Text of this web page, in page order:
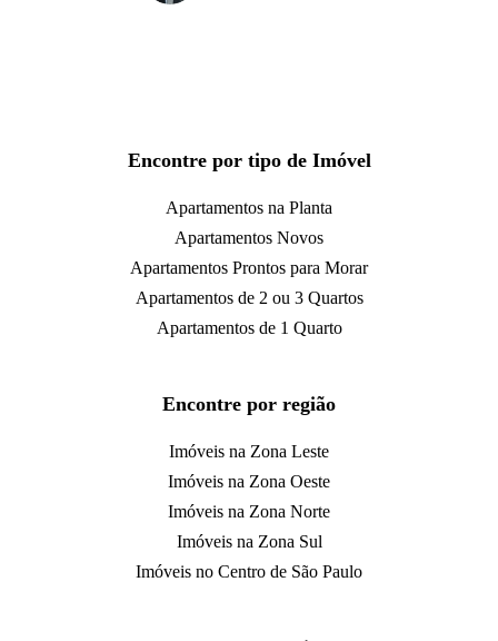
Encontre por tipo de Imóvel
Apartamentos na Planta
Apartamentos Novos
Apartamentos Prontos para Morar
Apartamentos de 2 ou 3 Quartos
Apartamentos de 1 Quarto
Encontre por região
Imóveis na Zona Leste
Imóveis na Zona Oeste
Imóveis na Zona Norte
Imóveis na Zona Sul
Imóveis no Centro de São Paulo